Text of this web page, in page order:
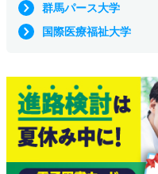
群馬パース大学
国際医療福祉大学